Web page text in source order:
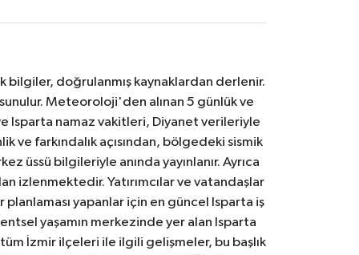
bilgiler, doğrulanmış kaynaklardan derlenir.
Meteoroloji'den alınan 5 günlük ve
Isparta namaz vakitleri, Diyanet verileriyle
ve farkındalık açısından, bölgedeki sismik
üssü bilgileriyle anında yayınlanır. Ayrıca
izlenmektedir. Yatırımcılar ve vatandaşlar
planlaması yapanlar için en güncel Isparta iş
yaşamın merkezinde yer alan Isparta
tüm İzmir ilçeleri ile ilgili gelişmeler, bu başlık